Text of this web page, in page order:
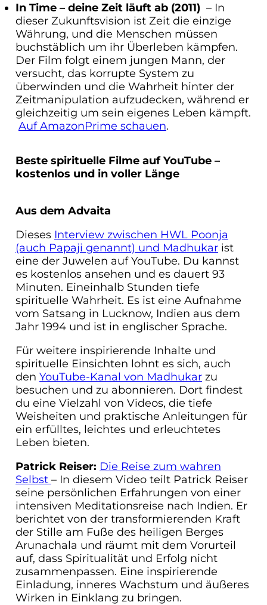
In Time – deine Zeit läuft ab (2011) – In
dieser Zukunftsvision ist Zeit die einzige
Währung, und die Menschen müssen
buchstäblich um ihr Überleben kämpfen.
Der Film folgt einem jungen Mann, der
versucht, das korrupte System zu
überwinden und die Wahrheit hinter der
Zeitmanipulation aufzudecken, während er
gleichzeitig um sein eigenes Leben kämpft.
Auf AmazonPrime schauen.
Beste spirituelle Filme auf YouTube –
kostenlos und in voller Länge
Aus dem Advaita
Dieses Interview zwischen HWL Poonja
(auch Papaji genannt) und Madhukar ist
eine der Juwelen auf YouTube. Du kannst
es kostenlos ansehen und es dauert 93
Minuten. Eineinhalb Stunden tiefe
spirituelle Wahrheit. Es ist eine Aufnahme
vom Satsang in Lucknow, Indien aus dem
Jahr 1994 und ist in englischer Sprache.
Für weitere inspirierende Inhalte und
spirituelle Einsichten lohnt es sich, auch
den YouTube-Kanal von Madhukar zu
besuchen und zu abonnieren. Dort findest
du eine Vielzahl von Videos, die tiefe
Weisheiten und praktische Anleitungen für
ein erfülltes, leichtes und erleuchtetes
Leben bieten.
Patrick Reiser: Die Reise zum wahren
Selbst – In diesem Video teilt Patrick Reiser
seine persönlichen Erfahrungen von einer
intensiven Meditationsreise nach Indien. Er
berichtet von der transformierenden Kraft
der Stille am Fuße des heiligen Berges
Arunachala und räumt mit dem Vorurteil
auf, dass Spiritualität und Erfolg nicht
zusammenpassen. Eine inspirierende
Einladung, inneres Wachstum und äußeres
Wirken in Einklang zu bringen.